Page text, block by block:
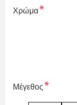
Χρώμα*
Μέγεθος*